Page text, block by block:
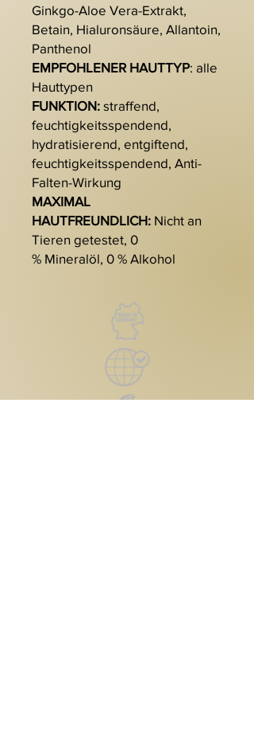
Ginkgo-Aloe Vera-Extrakt,
Betain, Hialuronsäure, Allantoin,
Panthenol
EMPFOHLENER HAUTTYP: alle
Hauttypen
FUNKTION: straffend,
feuchtigkeitsspendend,
hydratisierend, entgiftend,
feuchtigkeitsspendend, Anti-
Falten-Wirkung
MAXIMAL
HAUTFREUNDLICH: Nicht an
Tieren getestet, 0
% Mineralöl, 0 % Alkohol